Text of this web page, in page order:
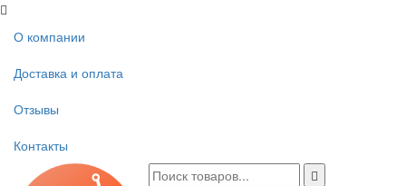
О компании
Доставка и оплата
Отзывы
Контакты